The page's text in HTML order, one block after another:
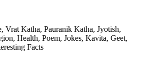
Vrat Katha, Pauranik Katha, Jyotish,
Health, Poem, Jokes, Kavita, Geet,
Facts